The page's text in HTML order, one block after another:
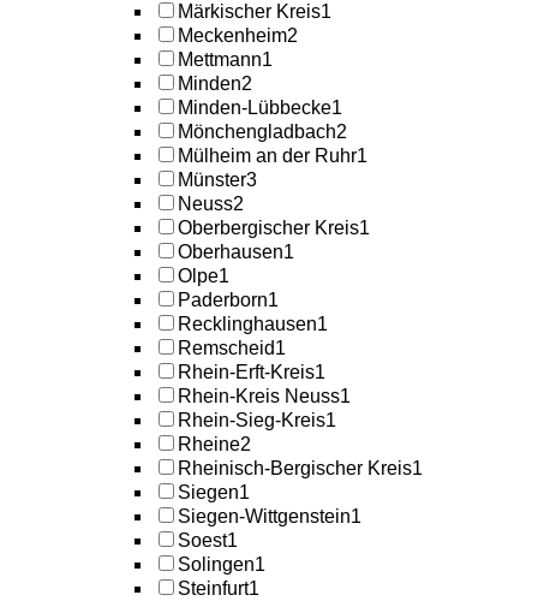
Märkischer Kreis1
Meckenheim2
Mettmann1
Minden2
Minden-Lübbecke1
Mönchengladbach2
Mülheim an der Ruhr1
Münster3
Neuss2
Oberbergischer Kreis1
Oberhausen1
Olpe1
Paderborn1
Recklinghausen1
Remscheid1
Rhein-Erft-Kreis1
Rhein-Kreis Neuss1
Rhein-Sieg-Kreis1
Rheine2
Rheinisch-Bergischer Kreis1
Siegen1
Siegen-Wittgenstein1
Soest1
Solingen1
Steinfurt1